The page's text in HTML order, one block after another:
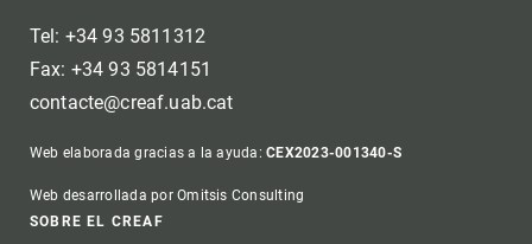
Tel: +34 93 5811312
Fax: +34 93 5814151
contacte@creaf.uab.cat
Web elaborada gracias a la ayuda:CEX2023-001340-S
Web desarrollada por Omitsis Consulting
SOBRE EL CREAF